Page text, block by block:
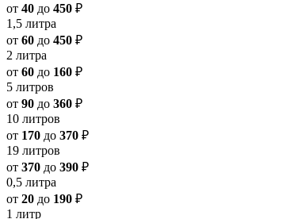
от 40 до 450 ₽
1,5 литра
от 60 до 450 ₽
2 литра
от 60 до 160 ₽
5 литров
от 90 до 360 ₽
10 литров
от 170 до 370 ₽
19 литров
от 370 до 390 ₽
0,5 литра
от 20 до 190 ₽
1 литр